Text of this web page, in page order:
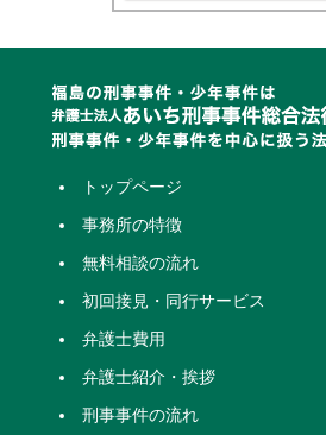
トップページ
事務所の特徴
無料相談の流れ
初回接見・同行サービス
弁護士費用
弁護士紹介・挨拶
刑事事件の流れ